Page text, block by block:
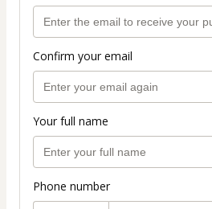
Confirm your email
Your full name
Phone number